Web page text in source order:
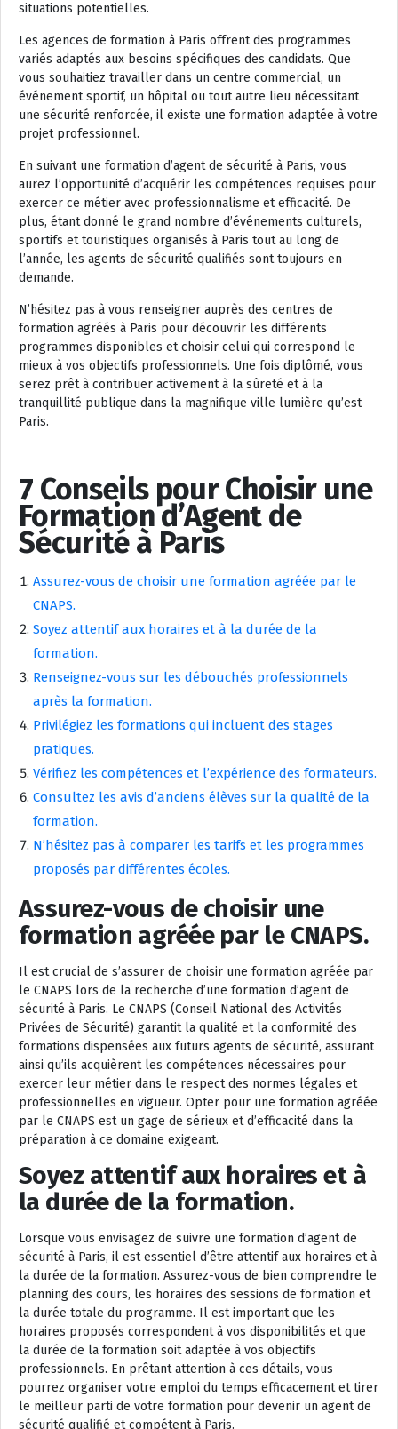
situations potentielles.
Les agences de formation à Paris offrent des programmes
variés adaptés aux besoins spécifiques des candidats. Que
vous souhaitiez travailler dans un centre commercial, un
événement sportif, un hôpital ou tout autre lieu nécessitant
une sécurité renforcée, il existe une formation adaptée à votre
projet professionnel.
En suivant une formation d’agent de sécurité à Paris, vous
aurez l’opportunité d’acquérir les compétences requises pour
exercer ce métier avec professionnalisme et efficacité. De
plus, étant donné le grand nombre d’événements culturels,
sportifs et touristiques organisés à Paris tout au long de
l’année, les agents de sécurité qualifiés sont toujours en
demande.
N’hésitez pas à vous renseigner auprès des centres de
formation agréés à Paris pour découvrir les différents
programmes disponibles et choisir celui qui correspond le
mieux à vos objectifs professionnels. Une fois diplômé, vous
serez prêt à contribuer activement à la sûreté et à la
tranquillité publique dans la magnifique ville lumière qu’est
Paris.
7 Conseils pour Choisir une
Formation d’Agent de
Sécurité à Paris
Assurez-vous de choisir une formation agréée par le
CNAPS.
Soyez attentif aux horaires et à la durée de la
formation.
Renseignez-vous sur les débouchés professionnels
après la formation.
Privilégiez les formations qui incluent des stages
pratiques.
Vérifiez les compétences et l’expérience des formateurs.
Consultez les avis d’anciens élèves sur la qualité de la
formation.
N’hésitez pas à comparer les tarifs et les programmes
proposés par différentes écoles.
Assurez-vous de choisir une
formation agréée par le CNAPS.
Il est crucial de s’assurer de choisir une formation agréée par
le CNAPS lors de la recherche d’une formation d’agent de
sécurité à Paris. Le CNAPS (Conseil National des Activités
Privées de Sécurité) garantit la qualité et la conformité des
formations dispensées aux futurs agents de sécurité, assurant
ainsi qu’ils acquièrent les compétences nécessaires pour
exercer leur métier dans le respect des normes légales et
professionnelles en vigueur. Opter pour une formation agréée
par le CNAPS est un gage de sérieux et d’efficacité dans la
préparation à ce domaine exigeant.
Soyez attentif aux horaires et à
la durée de la formation.
Lorsque vous envisagez de suivre une formation d’agent de
sécurité à Paris, il est essentiel d’être attentif aux horaires et à
la durée de la formation. Assurez-vous de bien comprendre le
planning des cours, les horaires des sessions de formation et
la durée totale du programme. Il est important que les
horaires proposés correspondent à vos disponibilités et que
la durée de la formation soit adaptée à vos objectifs
professionnels. En prêtant attention à ces détails, vous
pourrez organiser votre emploi du temps efficacement et tirer
le meilleur parti de votre formation pour devenir un agent de
sécurité qualifié et compétent à Paris.